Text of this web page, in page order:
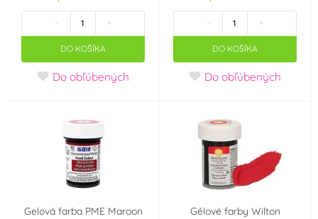
Vanilka Tropické ovoce
Lesní ovoce (0) Pistácie (0)
Karamel Káva (0)
Ostružiny (0) Meruňka (0)
Banán (0) Lískové oříšky
- +
DO KOŠÍKA
Do obľúbených
- +
DO KOŠÍKA
Do obľúbených
Gelová farba PME Maroon
Gélové farby Wilton